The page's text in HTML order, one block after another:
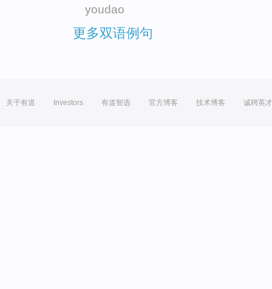
youdao
更多双语例句
关于有道 Investors 有道智选 官方博客 技术博客 诚聘英才